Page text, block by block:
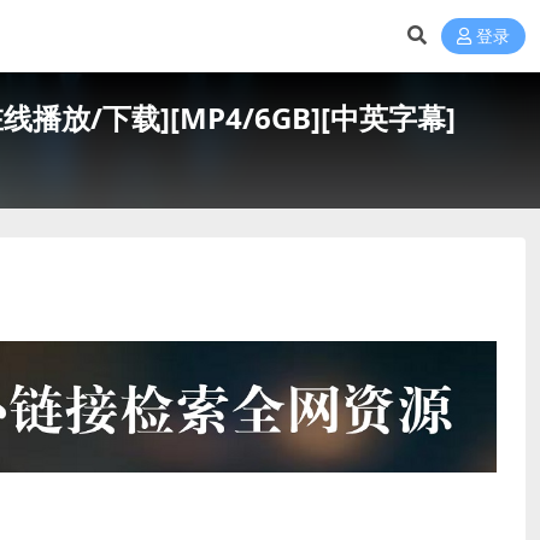
登录
播放/下载][MP4/6GB][中英字幕]